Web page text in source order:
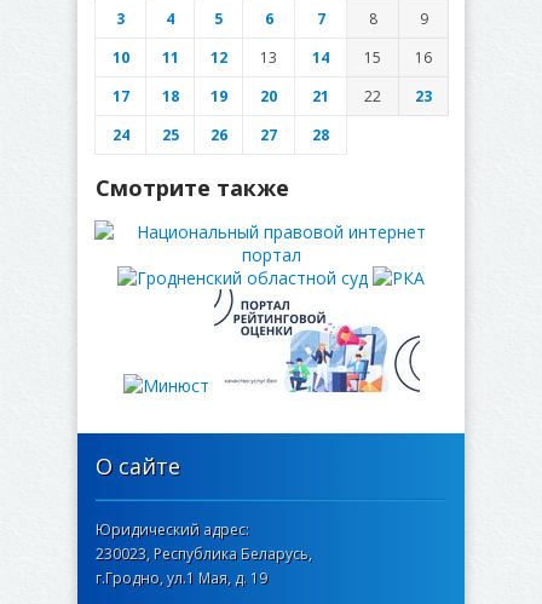
3
4 5 6 7 8
9
10
11 12 13 14 15
16
17
18 19 20 21 22
23
24
25 26 27 28
Смотрите также
О сайте
Юридический адрес:
230023, Республика Беларусь,
г.Гродно, ул.1 Мая, д. 19